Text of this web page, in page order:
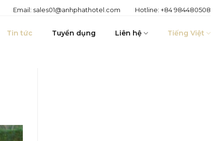
Email: sales01@anhphathotel.com Hotline: +84 984480508
Tin tức Tuyển dụng Liên hệ Tiếng Việt